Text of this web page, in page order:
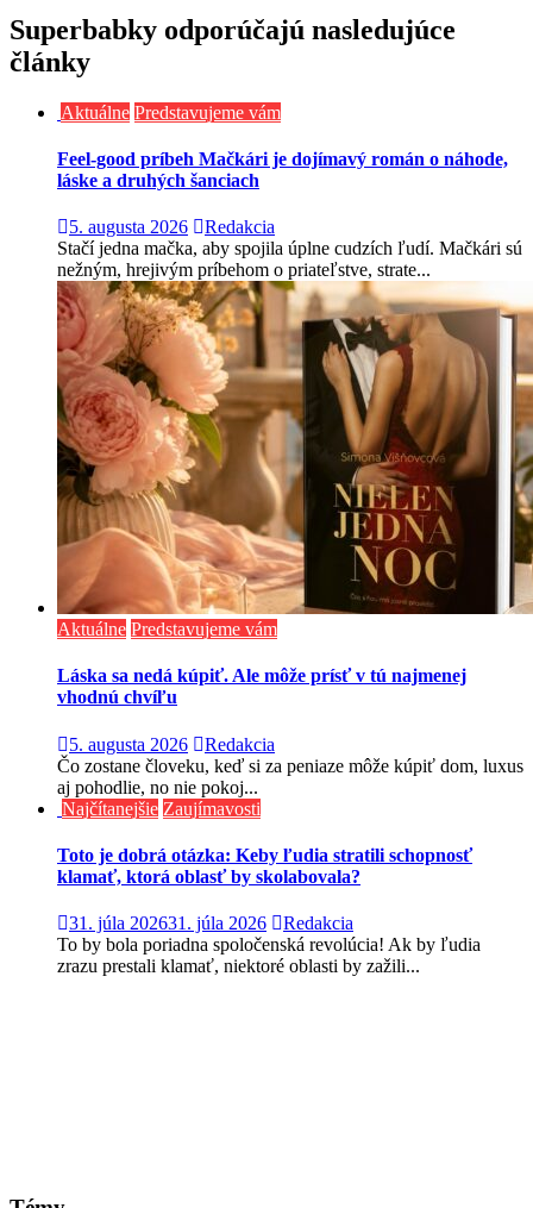
Superbabky odporúčajú nasledujúce
články
Aktuálne Predstavujeme vám
Feel-good príbeh Mačkári je dojímavý román o náhode,
láske a druhých šanciach
5. augusta 2026
Redakcia
Stačí jedna mačka, aby spojila úplne cudzích ľudí. Mačkári sú
nežným, hrejivým príbehom o priateľstve, strate...
Aktuálne Predstavujeme vám
Láska sa nedá kúpiť. Ale môže prísť v tú najmenej
vhodnú chvíľu
5. augusta 2026
Redakcia
Čo zostane človeku, keď si za peniaze môže kúpiť dom, luxus
aj pohodlie, no nie pokoj...
Najčítanejšie Zaujímavosti
Toto je dobrá otázka: Keby ľudia stratili schopnosť
klamať, ktorá oblasť by skolabovala?
31. júla 202631. júla 2026
Redakcia
To by bola poriadna spoločenská revolúcia! Ak by ľudia
zrazu prestali klamať, niektoré oblasti by zažili...